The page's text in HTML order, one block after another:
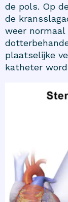
de pols. Op
de
weer normaal
plaatselijke
katheter